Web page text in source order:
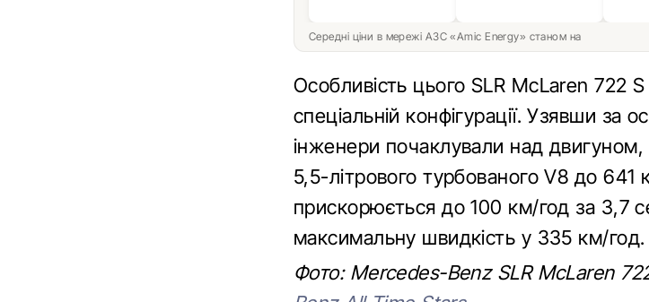
Середні ціни в мережі АЗС «Amic Energy» станом на
Особливість цього SLR McLaren 722
спеціальній конфігурації. Узявши за
інженери почаклували над двигуном,
5,5-літрового турбованого V8 до 641
прискорюється до 100 км/год за 3,7
максимальну швидкість у 335 км/год.
Фото: Mercedes-Benz SLR McLaren